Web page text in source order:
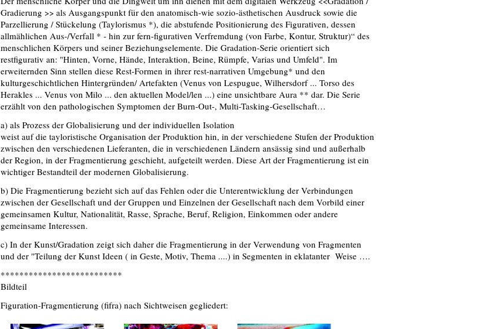
Gradierung >> als Ausgangspunkt für den anatomisch-wie sozio-ästhetischen Ausdruck sowie die
Parzellierung / Stückelung (Taylorismus *), die abstufende Positionierung des Figurativen, dessen
allmählichen Aus-/Verfall * - hin zur fern-figurativen Verfremdung (von Farbe, Kontur, Struktur)“ des
menschlichen Körpers und seiner Beziehungselemente. Die Gradation-Serie orientiert sich
restfigurativ an: "Hinten, Vorne, Hände, Interaktion, Beine, Rümpfe, Varias und Umfeld". Im
erweiternden Sinn stellen diese Rest-Formen in ihrer rest-narrativen Umgebung* und den
kulturgeschichtlichen Hintergründen/ Artefakten (Venus von Lespugue, Wilhersdorf ... Torso des
Herakles ... Venus von Milo ... den aktuellen Model/len ...) eine unsichtbare Aura ** dar. Die Serie
erzählt von den pathologischen Symptomen der Burn-Out-, Multi-Tasking-Gesellschaft…
a) als Prozess der Globalisierung und der individuellen Isolation
weist auf die tayloristische Organisation der Produktion hin, in der verschiedene Stufen der Produktion
zwischen den verschiedenen Lieferanten, die in verschiedenen Ländern ansässig sind und außerhalb
der Region, in der Fragmentierung geschieht, aufgeteilt werden. Diese Art der Fragmentierung ist ein
wichtiger Bestandteil der modernen Globalisierung.
b) Die Fragmentierung bezieht sich auf das Fehlen oder die Unterentwicklung der Verbindungen
zwischen der Gesellschaft und der Gruppen und Einzelnen der Gesellschaft nach dem Vorbild einer
gemeinsamen Kultur, Nationalität, Rasse, Sprache, Beruf, Religion, Einkommen oder andere
gemeinsame Interessen.
c) In der Kunst/Gradation zeigt sich daher die Fragmentierung in der Verwendung von Fragmenten
und der "Teilung der Kunst Ideen ( in Geste, Motiv, Thema ....) in Segmenten in eklatanter Weise ….
**************************
Bildteil
Figuration-Fragmentierung (fifra) nach Sichtweisen gegliedert: